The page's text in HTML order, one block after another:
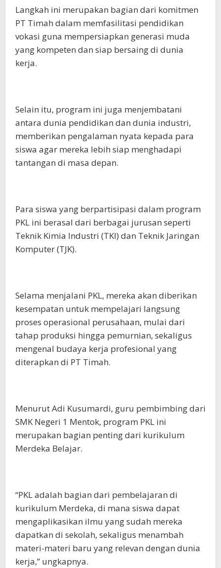
Langkah ini merupakan bagian dari komitmen
PT Timah dalam memfasilitasi pendidikan
vokasi guna mempersiapkan generasi muda
yang kompeten dan siap bersaing di dunia
kerja.
Selain itu, program ini juga menjembatani
antara dunia pendidikan dan dunia industri,
memberikan pengalaman nyata kepada para
siswa agar mereka lebih siap menghadapi
tantangan di masa depan.
Para siswa yang berpartisipasi dalam program
PKL ini berasal dari berbagai jurusan seperti
Teknik Kimia Industri (TKI) dan Teknik Jaringan
Komputer (TJK).
Selama menjalani PKL, mereka akan diberikan
kesempatan untuk mempelajari langsung
proses operasional perusahaan, mulai dari
tahap produksi hingga pemurnian, sekaligus
mengenal budaya kerja profesional yang
diterapkan di PT Timah.
Menurut Adi Kusumardi, guru pembimbing dari
SMK Negeri 1 Mentok, program PKL ini
merupakan bagian penting dari kurikulum
Merdeka Belajar.
“PKL adalah bagian dari pembelajaran di
kurikulum Merdeka, di mana siswa dapat
mengaplikasikan ilmu yang sudah mereka
dapatkan di sekolah, sekaligus menambah
materi-materi baru yang relevan dengan dunia
kerja,” ungkapnya.